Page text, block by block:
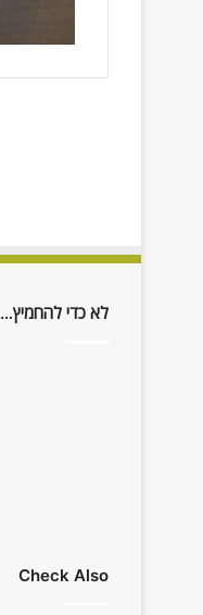
לא כדי להחמיץ…
Check Also